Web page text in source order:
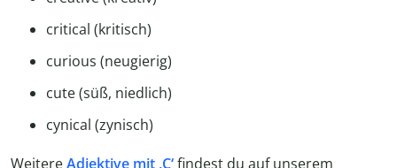
critical (kritisch)
curious (neugierig)
cute (süß, niedlich)
cynical (zynisch)
WeitereAdjektive mit ,C‘findest du auf unserem